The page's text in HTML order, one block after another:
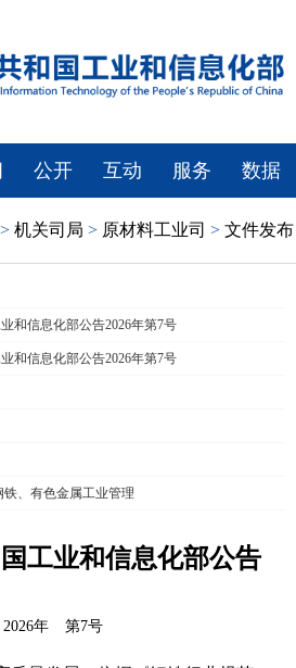
公开 互动 服务 数据
> 机关司局 > 原材料工业司 > 文件发布
和信息化部公告2026年第7号
和信息化部公告2026年第7号
铁、有色金属工业管理
工业和信息化部公告
2026年 第7号